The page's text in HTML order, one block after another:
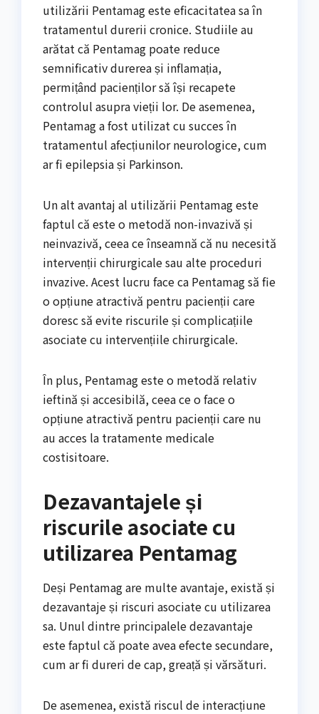
utilizării Pentamag este eficacitatea sa în
tratamentul durerii cronice. Studiile au
arătat că Pentamag poate reduce
semnificativ durerea și inflamația,
permițând pacienților să își recapete
controlul asupra vieții lor. De asemenea,
Pentamag a fost utilizat cu succes în
tratamentul afecțiunilor neurologice, cum
ar fi epilepsia și Parkinson.
Un alt avantaj al utilizării Pentamag este
faptul că este o metodă non-invazivă și
neinvazivă, ceea ce înseamnă că nu necesită
intervenții chirurgicale sau alte proceduri
invazive. Acest lucru face ca Pentamag să fie
o opțiune atractivă pentru pacienții care
doresc să evite riscurile și complicațiile
asociate cu intervențiile chirurgicale.
În plus, Pentamag este o metodă relativ
ieftină și accesibilă, ceea ce o face o
opțiune atractivă pentru pacienții care nu
au acces la tratamente medicale
costisitoare.
Dezavantajele și
riscurile asociate cu
utilizarea Pentamag
Deși Pentamag are multe avantaje, există și
dezavantaje și riscuri asociate cu utilizarea
sa. Unul dintre principalele dezavantaje
este faptul că poate avea efecte secundare,
cum ar fi dureri de cap, greață și vărsături.
De asemenea, există riscul de interacțiune